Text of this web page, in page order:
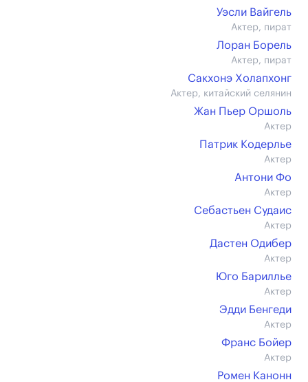
Уэсли Вайгель
Актер, пират
Лоран Борель
Актер, пират
Сакхонэ Холапхонг
Актер, китайский селянин
Жан Пьер Оршоль
Актер
Патрик Кодерлье
Актер
Антони Фо
Актер
Себастьен Судаис
Актер
Дастен Одибер
Актер
Юго Бариллье
Актер
Эдди Бенгеди
Актер
Франс Бойер
Актер
Ромен Канонн